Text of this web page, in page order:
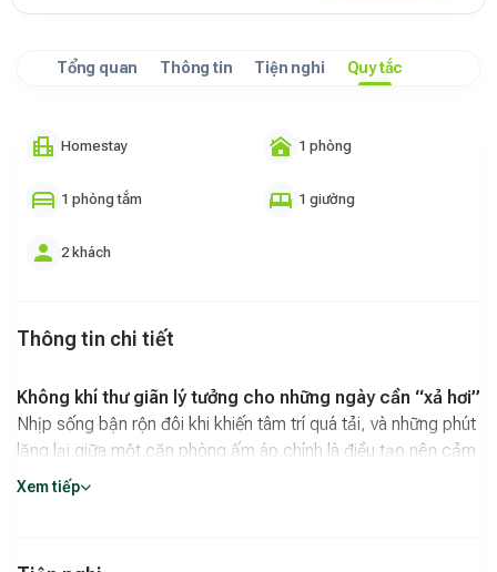
Tổng quan Thông tin Tiện nghi Quy tắc
Homestay 1 phòng
1 phòng tắm 1 giường
2 khách
Thông tin chi tiết
Không khí thư giãn lý tưởng cho những ngày cần “xả hơi”
Nhịp sống bận rộn đôi khi khiến tâm trí quá tải, và những phút
lặng lại giữa một căn phòng ấm áp chính là điều tạo nên cảm
giác cân bằng.
Xem tiếp